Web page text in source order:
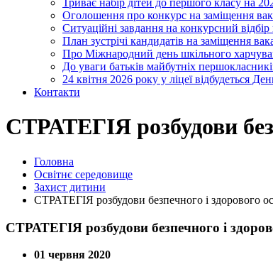
Триває набір дітей до першого класу на
Оголошення про конкурс на заміщення
Ситуаційні завдання на конкурсний
План зустрічі кандидатів на заміщення
Про Міжнародний день шкільного
До уваги батьків майбутніх
24 квітня 2026 року у ліцеї відбудеться
Контакти
СТРАТЕГІЯ розбудови
Головна
Освітнє середовище
Захист дитини
СТРАТЕГІЯ розбудови безпечного і здорового
СТРАТЕГІЯ розбудови безпечного і
01 червня 2020